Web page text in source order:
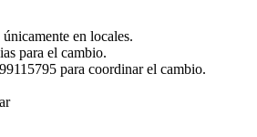
en locales.
para el cambio.
para coordinar el cambio.